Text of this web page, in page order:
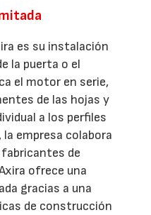
es su instalación
la puerta o el
el motor en serie,
de las hojas y
a los perfiles
la empresa colabora
de
ofrece una
gracias a una
de construcción